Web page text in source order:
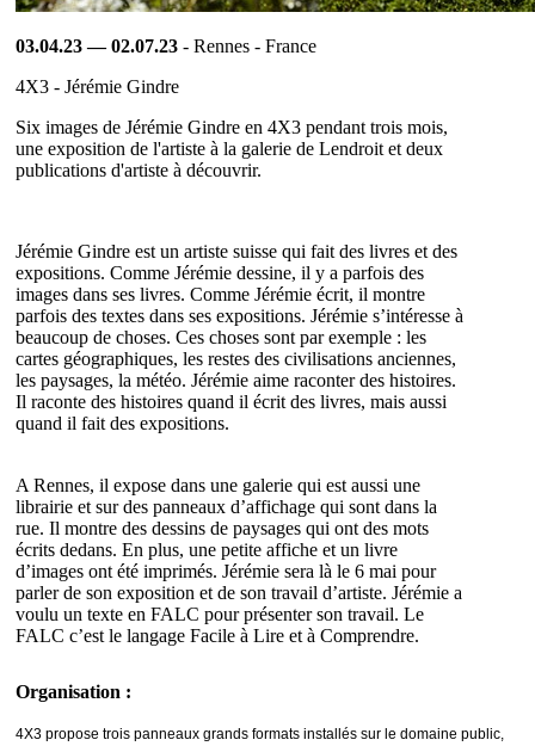
03.04.23 — 02.07.23 - Rennes - France
4X3 - Jérémie Gindre
Six images de Jérémie Gindre en 4X3 pendant trois mois,
une exposition de l'artiste à la galerie de Lendroit et deux
publications d'artiste à découvrir.
Jérémie Gindre est un artiste suisse qui fait des livres et des
expositions. Comme Jérémie dessine, il y a parfois des
images dans ses livres. Comme Jérémie écrit, il montre
parfois des textes dans ses expositions. Jérémie s’intéresse à
beaucoup de choses. Ces choses sont par exemple : les
cartes géographiques, les restes des civilisations anciennes,
les paysages, la météo. Jérémie aime raconter des histoires.
Il raconte des histoires quand il écrit des livres, mais aussi
quand il fait des expositions.
A Rennes, il expose dans une galerie qui est aussi une
librairie et sur des panneaux d’affichage qui sont dans la
rue. Il montre des dessins de paysages qui ont des mots
écrits dedans. En plus, une petite affiche et un livre
d’images ont été imprimés. Jérémie sera là le 6 mai pour
parler de son exposition et de son travail d’artiste. Jérémie a
voulu un texte en FALC pour présenter son travail. Le
FALC c’est le langage Facile à Lire et à Comprendre.
Organisation :
4X3 propose trois panneaux grands formats installés sur le domaine public,